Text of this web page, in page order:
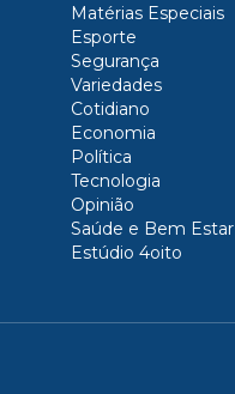
Matérias Especiais
Esporte
Segurança
Variedades
Cotidiano
Economia
Política
Tecnologia
Opinião
Saúde e Bem Estar
Estúdio 4oito